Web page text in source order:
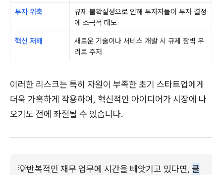
투자 위축
규제 불확실성으로 인해 투자자들이 투자 결정
에 소극적 태도
혁신 저해
새로운 기술이나 서비스 개발 시 규제 장벽 우
려로 주저
이러한 리스크는 특히 자원이 부족한 초기 스타트업에게
더욱 가혹하게 작용하여, 혁신적인 아이디어가 시장에 나
오기도 전에 좌절될 수 있습니다.
💡반복적인 재무 업무에 시간을 빼앗기고 있다면, 클